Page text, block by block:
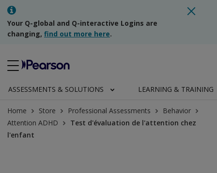
Your Q-global and Q-interactive Logins are
changing, find out more here.
ASSESSMENTS & SOLUTIONS LEARNING & TRAINING
Home Store Professional Assessments
Behavior
Attention ADHD
Test d'évaluation de l'attention chez
l'enfant